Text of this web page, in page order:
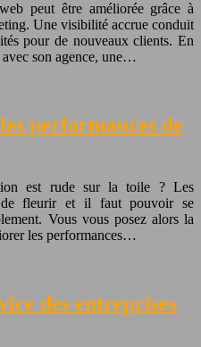
peut être améliorée grâce à
Une visibilité accrue conduit
pour de nouveaux clients. En
son agence, une…
performances de
est rude sur la toile ? Les
de fleurir et il faut pouvoir se
Vous vous posez alors la
les performances…
des entreprises